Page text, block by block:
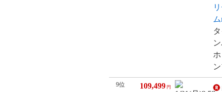
9位 109,499 円